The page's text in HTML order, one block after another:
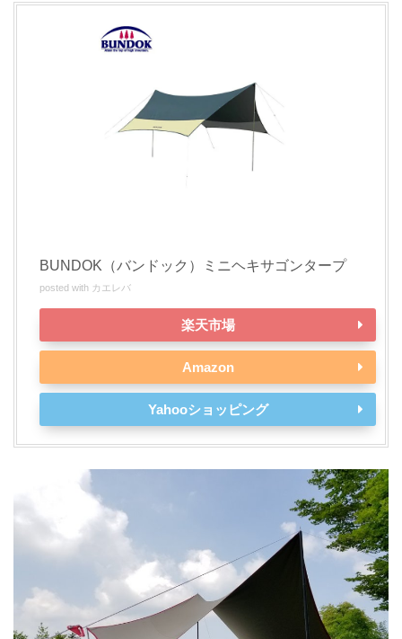
BUNDOK（バンドック）ミニヘキサゴンタープ
posted with カエレバ
楽天市場
Amazon
Yahooショッピング